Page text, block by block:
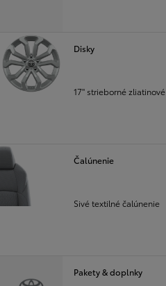
Disky
17" strieborné
Čalúnenie
Sivé textilné čalúnenie
Pakety & doplnky